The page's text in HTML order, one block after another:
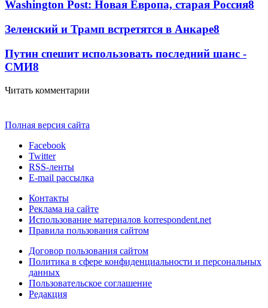
Washington Post: Новая Европа, старая Россия8
Зеленский и Трамп встретятся в Анкаре8
Путин спешит использовать последний шанс -
СМИ8
Читать комментарии
Полная версия сайта
Facebook
Twitter
RSS-ленты
E-mail рассылка
Контакты
Реклама на сайте
Использование материалов korrespondent.net
Правила пользования сайтом
Договор пользования сайтом
Политика в сфере конфиденциальности и персональных
данных
Пользовательское соглашение
Редакция